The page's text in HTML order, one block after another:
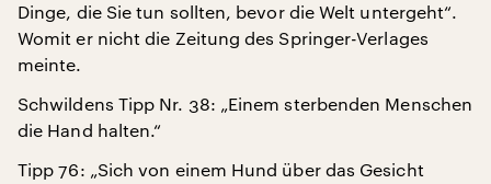
Dinge, die Sie tun sollten, bevor die Welt untergeht“.
Womit er nicht die Zeitung des Springer-Verlages
meinte.
Schwildens Tipp Nr. 38: „Einem sterbenden Menschen
die Hand halten.“
Tipp 76: „Sich von einem Hund über das Gesicht